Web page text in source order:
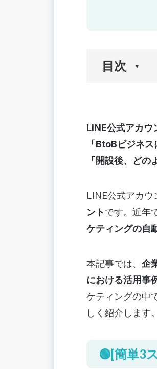
目次
②LINEビジネス
③管理ページに
認証済アカウン
基本情報を登録す
「プロフィール
「あいさつメッ
💡人気LINE公式
友だち登録しや
積極的に特典を
知名度が高い
LINE公式アカウ
「BtoBビジネ
「開設後、どの
LINE公式アカウ
ントです。近年
ケティングの自
本記事では、 企
における活用事
ケティングの中
しく紹介します。
🟢[簡単3